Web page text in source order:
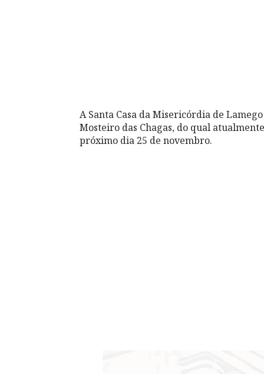
A Santa Casa da Misericórdia de
Mosteiro das Chagas, do qual
próximo dia 25 de novembro.